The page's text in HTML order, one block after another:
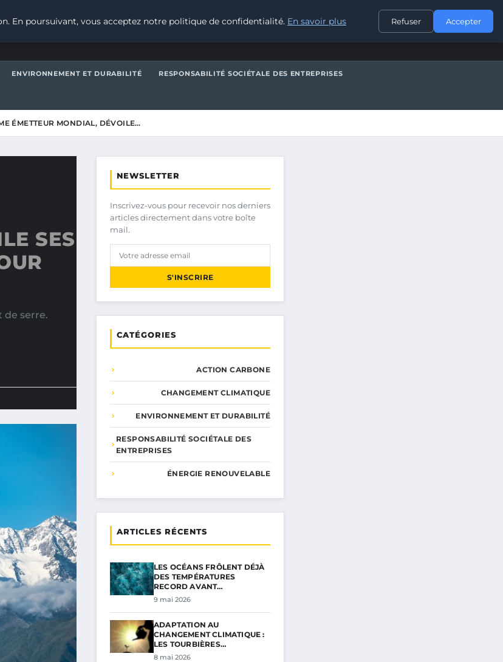
CONTACT
ENVIRONNEMENT ET DURABILITÉ RESPONSABILITÉ SOCIÉTALE DES ENTREPRISES
ÉMETTEUR MONDIAL, DÉVOILE…
SES
de serre.
NEWSLETTER
Inscrivez-vous pour recevoir nos derniers
articles directement dans votre boîte
mail.
S'INSCRIRE
CATÉGORIES
ACTION CARBONE
CHANGEMENT CLIMATIQUE
ENVIRONNEMENT ET DURABILITÉ
RESPONSABILITÉ SOCIÉTALE DES
ENTREPRISES
ÉNERGIE RENOUVELABLE
ARTICLES RÉCENTS
LES OCÉANS FRÔLENT DÉJÀ
DES TEMPÉRATURES
RECORD AVANT…
9 mai 2026
ADAPTATION AU
CHANGEMENT CLIMATIQUE :
LES TOURBIÈRES…
8 mai 2026
En poursuivant, vous acceptez notre politique de confidentialité. En savoir plus Refuser Accepter